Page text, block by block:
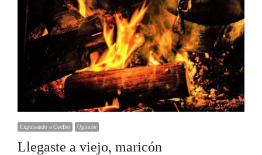
Expulsando a Coelho Opinión
Llegaste a viejo, maricón